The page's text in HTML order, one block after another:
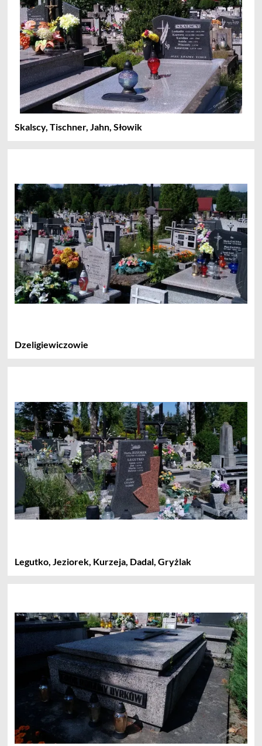
Skalscy, Tischner, Jahn, Słowik
Dzeligiewiczowie
Legutko, Jeziorek, Kurzeja, Dadal, Gryżlak